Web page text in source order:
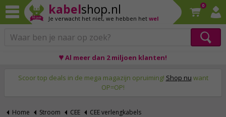
kabelshop.nl
Je verwacht het niet, we hebben het wel
0
♥ Al meer dan 2 miljoen klanten!
Scoor top deals in de mega magazijn opruiming! Shop nu want
OP=OP!
Home Stroom CEE CEE verlengkabels